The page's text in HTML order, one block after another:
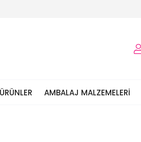
AMBALAJ MALZEMELERI